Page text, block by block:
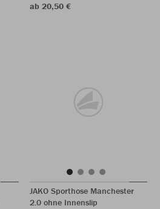
ab 20,50 €
JAKO Sporthose Manchester
2.0 ohne Innenslip